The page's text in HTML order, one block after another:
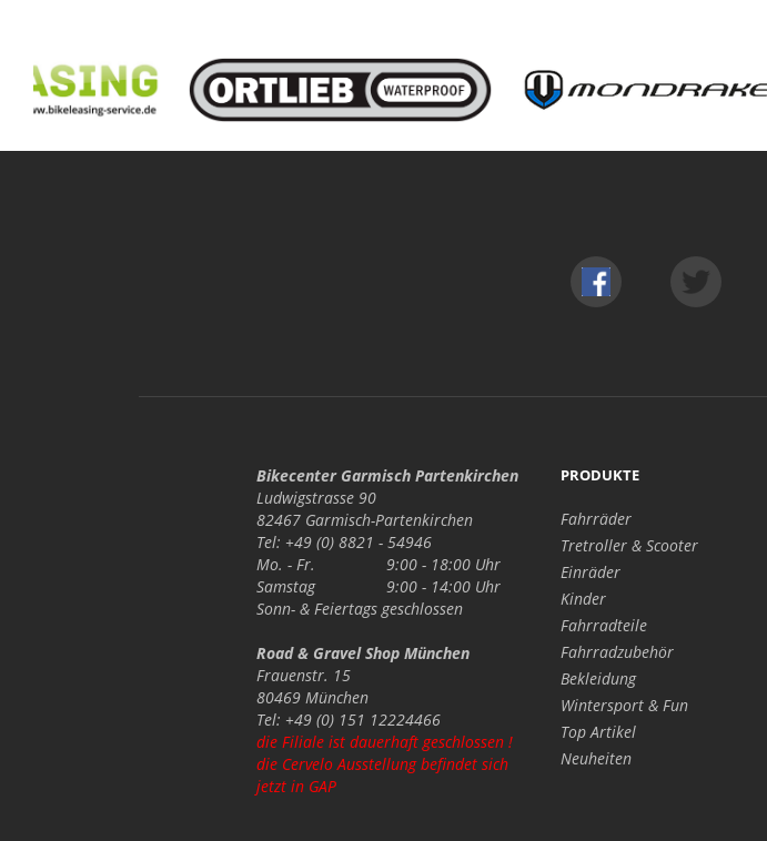
Bikecenter Garmisch Partenkirchen
Ludwigstrasse 90
82467 Garmisch-Partenkirchen
Tel: +49 (0) 8821 - 54946
Mo. - Fr.
9:00 - 18:00 Uhr
Samstag
9:00 - 14:00 Uhr
Sonn- & Feiertagsgeschlossen
Road & Gravel Shop München
Frauenstr. 15
80469 München
Tel: +49 (0) 151 12224466
die Filiale ist dauerhaft geschlossen !
die Cervelo Ausstellung befindet sich
jetzt in GAP
PRODUKTE
Fahrräder
Tretroller & Scooter
Einräder
Kinder
Fahrradteile
Fahrradzubehör
Bekleidung
Wintersport & Fun
Top Artikel
Neuheiten